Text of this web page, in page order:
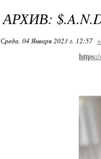
АРХИВ:
Среда, 04 Января 2023 г. 12:57